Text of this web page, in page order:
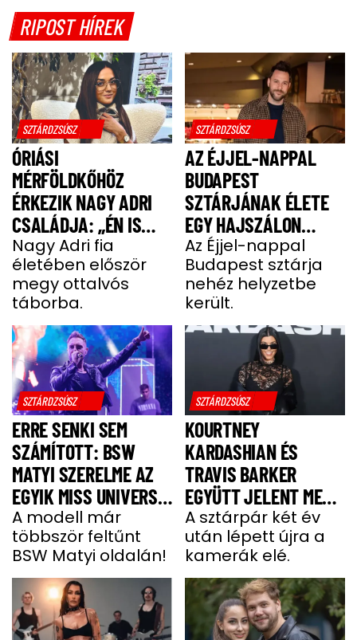
RIPOST HÍREK
SZTÁRDZSÚSZ
ÓRIÁSI
MÉRFÖLDKŐHÖZ
ÉRKEZIK NAGY ADRI
CSALÁDJA: „ÉN IS
UGYANÚGY IZGULOK,
MINT Ő”
Nagy Adri fia
életében először
megy ottalvós
táborba.
SZTÁRDZSÚSZ
AZ ÉJJEL-NAPPAL
BUDAPEST
SZTÁRJÁNAK ÉLETE
EGY HAJSZÁLON
LÓGOTT – SÖTÉT
IDŐSZAKBÓL
MENEKÜLT MEG A
SZTÁRAPUKA
Az Éjjel-nappal
Budapest sztárja
nehéz helyzetbe
került.
SZTÁRDZSÚSZ
ERRE SENKI SEM
SZÁMÍTOTT: BSW
MATYI SZERELME AZ
EGYIK MISS UNIVERSE
HUNGARY VERSENYZŐ
A modell már
többször feltűnt
BSW Matyi oldalán!
SZTÁRDZSÚSZ
KOURTNEY
KARDASHIAN ÉS
TRAVIS BARKER
EGYÜTT JELENT MEG
A VÖRÖS SZŐNYEGEN
A sztárpár két év
után lépett újra a
kamerák elé.